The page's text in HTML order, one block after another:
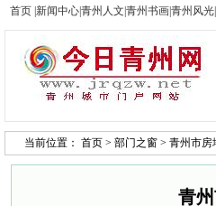
首页 新闻中心青州人文 青州书画青州风光
当前位置： 首页 > 部门之窗 > 青州市房
青